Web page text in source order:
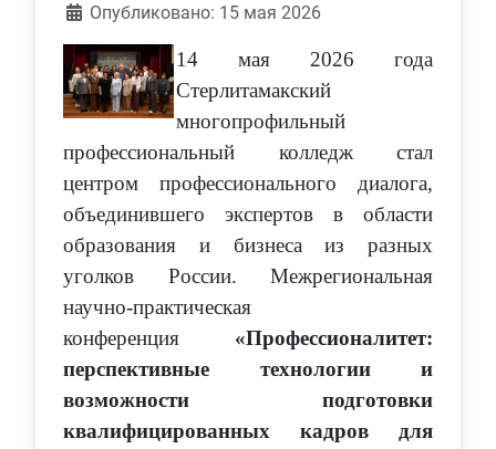
Информация о материале
Опубликовано: 15 мая 2026
14 мая 2026 года
Стерлитамакский
многопрофильный
профессиональный колледж стал
центром профессионального диалога,
объединившего экспертов в области
образования и бизнеса из разных
уголков России. Межрегиональная
научно-практическая
конференция «Профессионалитет:
перспективные технологии и
возможности подготовки
квалифицированных кадров для